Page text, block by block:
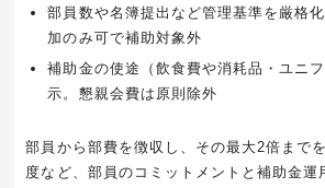
部員数や名簿提出など管理基準を厳格
加のみ可で補助対象外
補助金の使途（飲食費や消耗品・ユニ
示。懇親会費は原則除外
部員から部費を徴収し、その最大2倍まで
度など、部員のコミットメントと補助金運